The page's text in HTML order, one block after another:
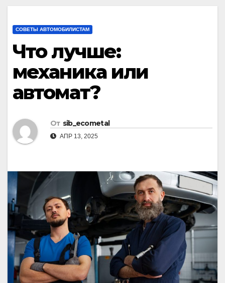
СОВЕТЫ АВТОМОБИЛИСТАМ
Что лучше:
механика или
автомат?
От sib_ecometal
АПР 13, 2025